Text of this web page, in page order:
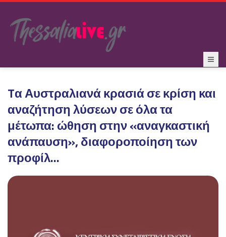
Tα Αυστραλιανά κρασιά σε κρίση και
αναζήτηση λύσεων σε όλα τα
μέτωπα: ώθηση στην «αναγκαστική
ανάπαυση», διαφοροποίηση των
προφίλ...